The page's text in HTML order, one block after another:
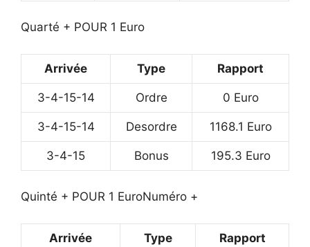
Quarté + POUR 1 Euro
Arrivée Type Rapport
3-4-15-14 Ordre 0 Euro
3-4-15-14 Desordre 1168.1 Euro
3-4-15 Bonus 195.3 Euro
Quinté + POUR 1 EuroNuméro +
Arrivée Type Rapport